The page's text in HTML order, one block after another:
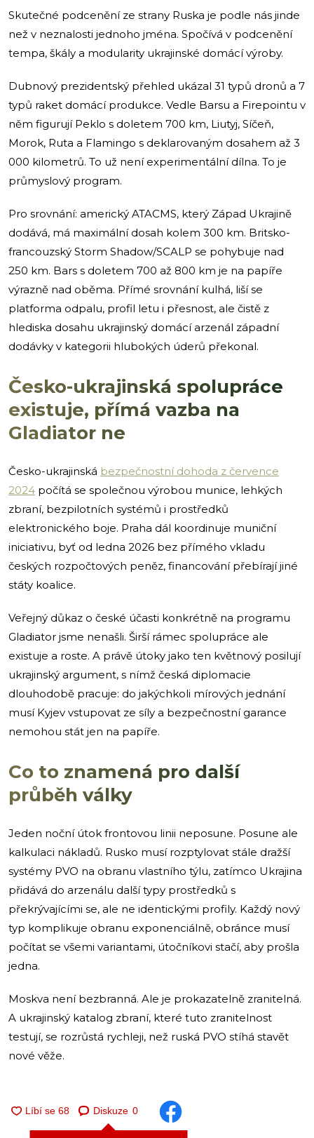
Skutečné podcenění ze strany Ruska je podle nás jinde
než v neznalosti jednoho jména. Spočívá v podcenění
tempa, škály a modularity ukrajinské domácí výroby.
Dubnový prezidentský přehled ukázal 31 typů dronů a 7
typů raket domácí produkce. Vedle Barsu a Firepointu v
něm figurují Peklo s doletem 700 km, Liutyj, Síčeň,
Morok, Ruta a Flamingo s deklarovaným dosahem až 3
000 kilometrů. To už není experimentální dílna. To je
průmyslový program.
Pro srovnání: americký ATACMS, který Západ Ukrajině
dodává, má maximální dosah kolem 300 km. Britsko-
francouzský Storm Shadow/SCALP se pohybuje nad
250 km. Bars s doletem 700 až 800 km je na papíře
výrazně nad oběma. Přímé srovnání kulhá, liší se
platforma odpalu, profil letu i přesnost, ale čistě z
hlediska dosahu ukrajinský domácí arzenál západní
dodávky v kategorii hlubokých úderů překonal.
Česko-ukrajinská spolupráce
existuje, přímá vazba na
Gladiator ne
Česko-ukrajinská bezpečnostní dohoda z července
2024 počítá se společnou výrobou munice, lehkých
zbraní, bezpilotních systémů i prostředků
elektronického boje. Praha dál koordinuje muniční
iniciativu, byť od ledna 2026 bez přímého vkladu
českých rozpočtových peněz, financování přebírají jiné
státy koalice.
Veřejný důkaz o české účasti konkrétně na programu
Gladiator jsme nenašli. Širší rámec spolupráce ale
existuje a roste. A právě útoky jako ten květnový posilují
ukrajinský argument, s nímž česká diplomacie
dlouhodobě pracuje: do jakýchkoli mírových jednání
musí Kyjev vstupovat ze síly a bezpečnostní garance
nemohou stát jen na papíře.
Co to znamená pro další
průběh války
Jeden noční útok frontovou linii neposune. Posune ale
kalkulaci nákladů. Rusko musí rozptylovat stále dražší
systémy PVO na obranu vlastního týlu, zatímco Ukrajina
přidává do arzenálu další typy prostředků s
překrývajícími se, ale ne identickými profily. Každý nový
typ komplikuje obranu exponenciálně, obránce musí
počítat se všemi variantami, útočníkovi stačí, aby prošla
jedna.
Moskva není bezbranná. Ale je prokazatelně zranitelná.
A ukrajinský katalog zbraní, které tuto zranitelnost
testují, se rozrůstá rychleji, než ruská PVO stíhá stavět
nové věže.
Diskuze 0